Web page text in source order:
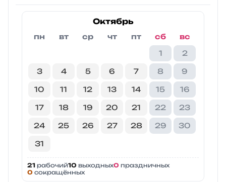
Октябрь
пн вт ср чт пт сб
вс
1
2
3 4 5 6 7 8 9
10 11 12 13 14 15 16
17 18 19 20 21 22 23
24 25 26 27 28 29 30
31
21 рабочий10 выходных0 праздничных
0 сокращённых